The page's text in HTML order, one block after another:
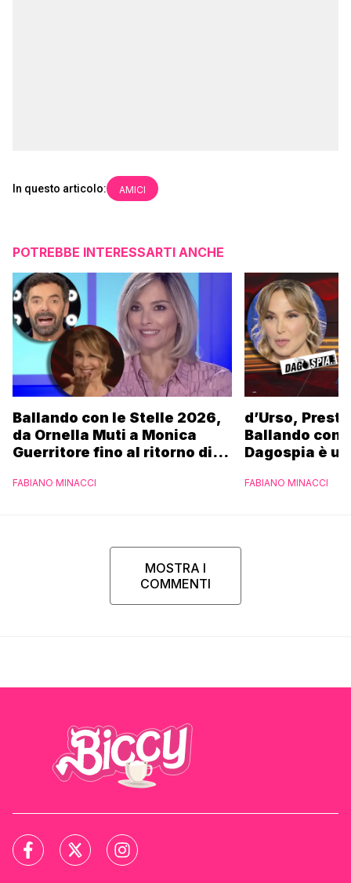
In questo articolo: AMICI
POTREBBE INTERESSARTI ANCHE
Ballando con le Stelle 2026,
da Ornella Muti a Monica
Guerritore fino al ritorno di
l’esclusiva di Gabriele
FABIANO MINACCI
d’Urso,
Ballando con
Dagospia è
FABIANO MINACCI
MOSTRA I
COMMENTI